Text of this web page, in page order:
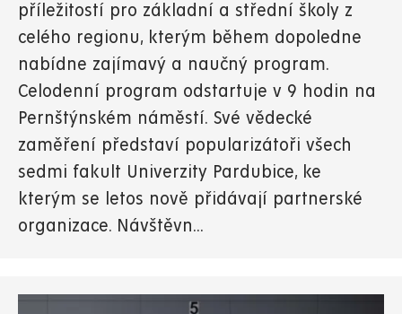
příležitostí pro základní a střední školy z
celého regionu, kterým během dopoledne
nabídne zajímavý a naučný program.
Celodenní program odstartuje v 9 hodin na
Pernštýnském náměstí. Své vědecké
zaměření představí popularizátoři všech
sedmi fakult Univerzity Pardubice, ke
kterým se letos nově přidávají partnerské
organizace. Návštěvn...